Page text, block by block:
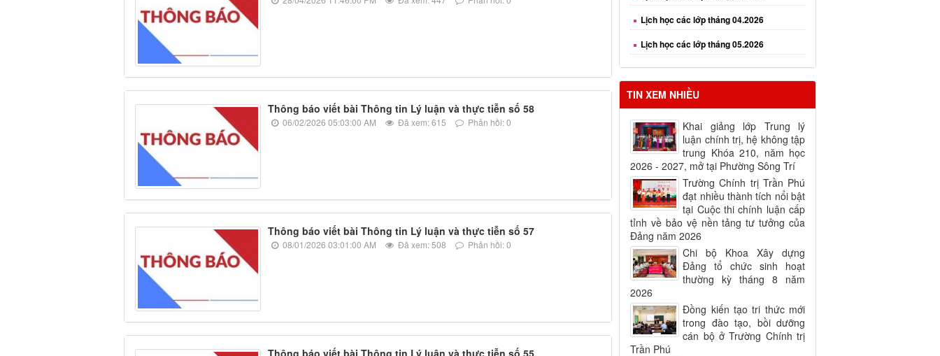
Thông báo viết bài Thông tin Lý luận và thực tiễn số 58
06/02/2026 05:03:00 AM Đã xem: 615 Phản hồi: 0
Thông báo viết bài Thông tin Lý luận và thực tiễn số 57
08/01/2026 03:01:00 AM Đã xem: 508 Phản hồi: 0
Lịch học các lớp tháng 05.2026
Lịch học các lớp tháng 06.2026
Lịch học các lớp tháng 08.2026
TIN XEM NHIỀU
Khai giảng lớp Trung lý
luận chính trị, hệ không tập
trung Khóa 210, năm học
2026 - 2027, mở tại Phường Sông Trí
Trường Chính trị Trần Phú
đạt nhiều thành tích nổi bật
tại Cuộc thi chính luận cấp
tỉnh về bảo vệ nền tảng tư tưởng của
Đảng năm 2026
Chi bộ Khoa Xây dựng
Đảng tổ chức sinh hoạt
thường kỳ tháng 8 năm
2026
Đồng kiến tạo tri thức mới
trong đào tạo, bồi dưỡng
cán bộ ở Trường Chính trị
Trần Phú